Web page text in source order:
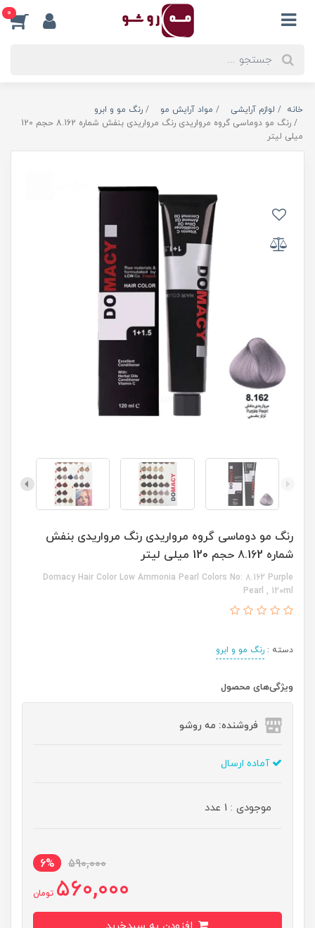
0
خانه لوازم آرایشی مواد آرایش مو
رنگ مو و ابرو
رنگ مو دوماسی گروه مرواریدی رنگ مرواریدی بنفش شماره 8.162 حجم 120
میلی لیتر
رنگ مو دوماسی گروه مرواریدی رنگ مرواریدی بنفش
شماره 8.162 حجم 120 میلی لیتر
Domacy Hair Color Low Ammonia Pearl Colors No: 8.162 Purple
Pearl , 120ml
دسته : رنگ مو و ابرو
ویژگی‌های محصول
فروشنده: مه رو‌شو
آماده ارسال
موجودی : 1 عدد
590,000
6%
560,000 تومان